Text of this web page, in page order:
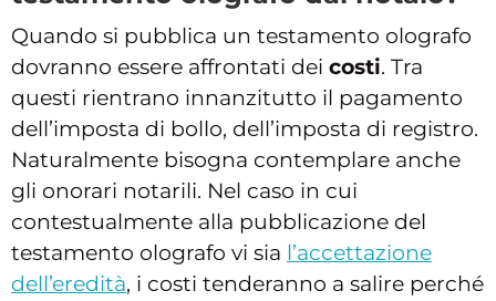
Quando si pubblica un testamento olografo
dovranno essere affrontati dei costi. Tra
questi rientrano innanzitutto il pagamento
dell’imposta di bollo, dell’imposta di registro.
Naturalmente bisogna contemplare anche
gli onorari notarili. Nel caso in cui
contestualmente alla pubblicazione del
testamento olografo vi sia l’accettazione
dell’eredità, i costi tenderanno a salire perché